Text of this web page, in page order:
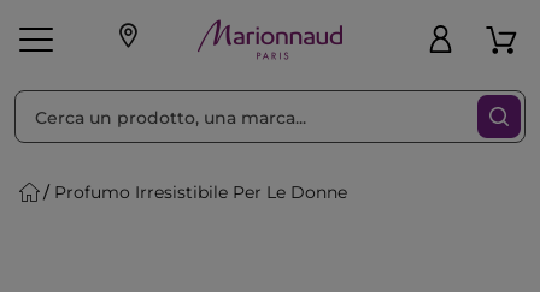
Make-up Profumi
Profumo Irresistibile Per Le Donne
Ordina per Filtra